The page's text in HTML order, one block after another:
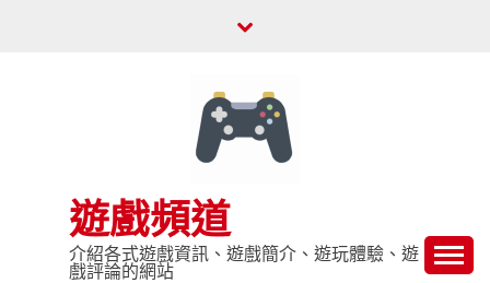
遊戲頻道
介紹各式遊戲資訊、遊戲簡介、遊玩體驗、遊
戲評論的網站